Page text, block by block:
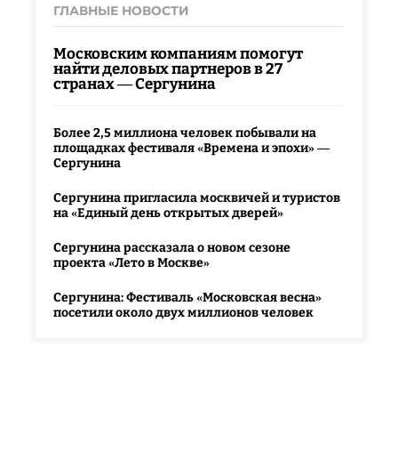
ГЛАВНЫЕ НОВОСТИ
Московским компаниям помогут
найти деловых партнеров в 27
странах — Сергунина
Более 2,5 миллиона человек побывали на
площадках фестиваля «Времена и эпохи» —
Сергунина
Сергунина пригласила москвичей и туристов
на «Единый день открытых дверей»
Сергунина рассказала о новом сезоне
проекта «Лето в Москве»
Сергунина: Фестиваль «Московская весна»
посетили около двух миллионов человек